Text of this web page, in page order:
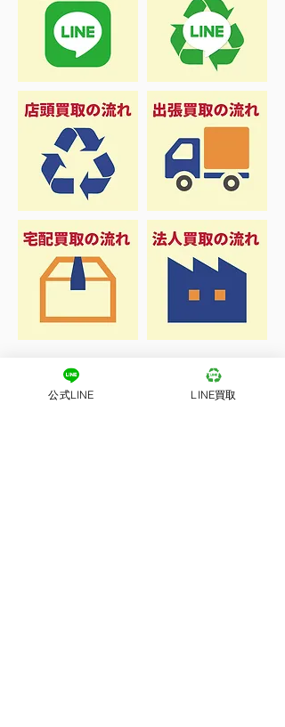
公式LINE LINE買取